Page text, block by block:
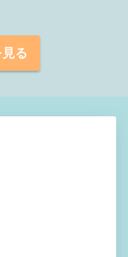
る